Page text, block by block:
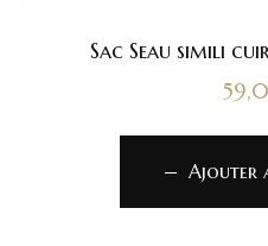
Sac Seau simili
Ajouter